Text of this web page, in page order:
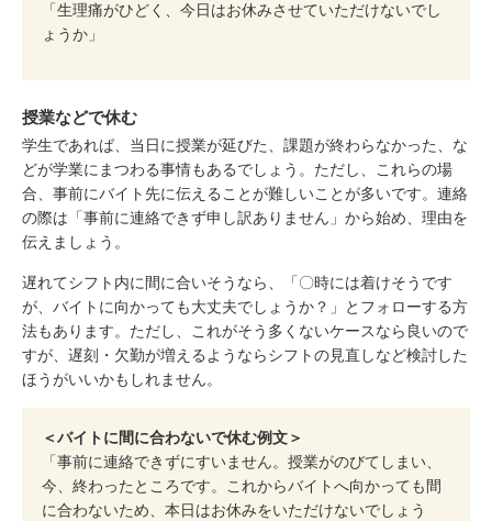
「生理痛がひどく、今日はお休みさせていただけないでし
ょうか」
授業などで休む
学生であれば、当日に授業が延びた、課題が終わらなかった、な
どが学業にまつわる事情もあるでしょう。ただし、これらの場
合、事前にバイト先に伝えることが難しいことが多いです。連絡
の際は「事前に連絡できず申し訳ありません」から始め、理由を
伝えましょう。
遅れてシフト内に間に合いそうなら、「〇時には着けそうです
が、バイトに向かっても大丈夫でしょうか？」とフォローする方
法もあります。ただし、これがそう多くないケースなら良いので
すが、遅刻・欠勤が増えるようならシフトの見直しなど検討した
ほうがいいかもしれません。
＜バイトに間に合わないで休む例文＞
「事前に連絡できずにすいません。授業がのびてしまい、
今、終わったところです。これからバイトへ向かっても間
に合わないため、本日はお休みをいただけないでしょう